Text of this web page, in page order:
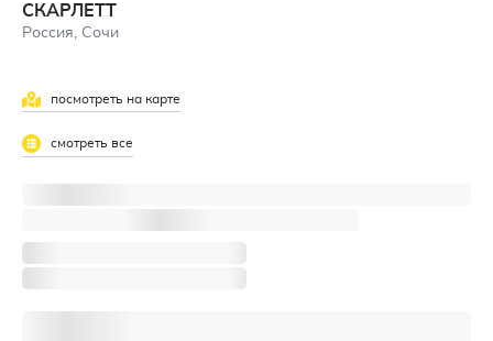
СКАРЛЕТТ
Россия, Сочи
посмотреть на карте
смотреть все